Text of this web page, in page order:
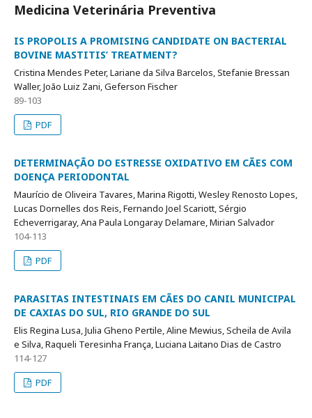
Medicina Veterinária Preventiva
IS PROPOLIS A PROMISING CANDIDATE ON BACTERIAL
BOVINE MASTITIS’ TREATMENT?
Cristina Mendes Peter, Lariane da Silva Barcelos, Stefanie Bressan
Waller, João Luiz Zani, Geferson Fischer
89-103
PDF
DETERMINAÇÃO DO ESTRESSE OXIDATIVO EM CÃES COM
DOENÇA PERIODONTAL
Maurício de Oliveira Tavares, Marina Rigotti, Wesley Renosto Lopes,
Lucas Dornelles dos Reis, Fernando Joel Scariott, Sérgio
Echeverrigaray, Ana Paula Longaray Delamare, Mirian Salvador
104-113
PDF
PARASITAS INTESTINAIS EM CÃES DO CANIL MUNICIPAL
DE CAXIAS DO SUL, RIO GRANDE DO SUL
Elis Regina Lusa, Julia Gheno Pertile, Aline Mewius, Scheila de Avila
e Silva, Raqueli Teresinha França, Luciana Laitano Dias de Castro
114-127
PDF